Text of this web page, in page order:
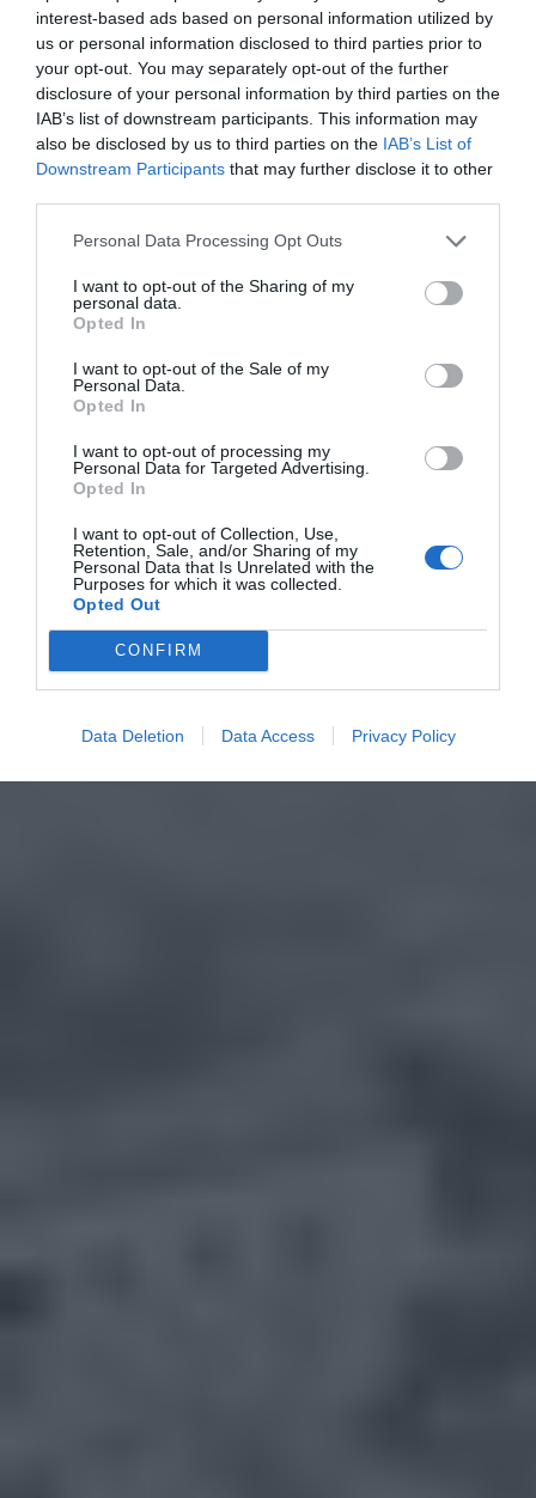
interest-based ads based on personal information utilized by
us or personal information disclosed to third parties prior to
your opt-out. You may separately opt-out of the further
disclosure of your personal information by third parties on the
IAB’s list of downstream participants. This information may
also be disclosed by us to third parties on the IAB’s List of
Downstream Participants that may further disclose it to other
Personal Data Processing Opt Outs
I want to opt-out of the Sharing of my
personal data.
Opted In
I want to opt-out of the Sale of my
Personal Data.
Opted In
I want to opt-out of processing my
Personal Data for Targeted Advertising.
Opted In
I want to opt-out of Collection, Use,
Retention, Sale, and/or Sharing of my
Personal Data that Is Unrelated with the
Purposes for which it was collected.
Opted Out
CONFIRM
Data Deletion Data Access Privacy Policy